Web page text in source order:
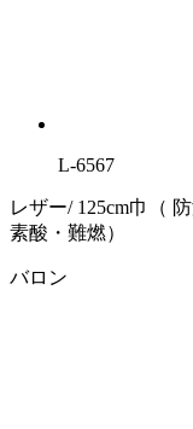
L-6567
レザー/ 125cm巾（
素酸・難燃）
バロン